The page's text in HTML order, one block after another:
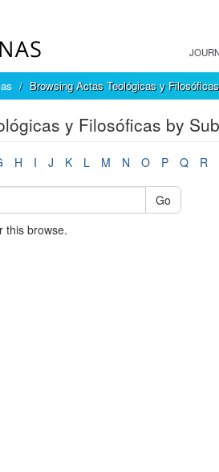
Browsing Actas Teológicas y
y Filosóficas by
H I J K L M N O P Q R
Go
this browse.